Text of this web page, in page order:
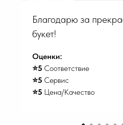
Благодарю за
букет!
Оценки:
⭐️5 Соответствие
⭐️5 Сервис
⭐️5 Цена/Качество